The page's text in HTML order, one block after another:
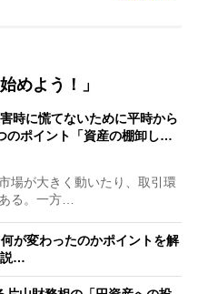
めよう！」
時に慌てないために平時から
のポイント「資産の棚卸し…
場が大きく動いたり、取引環
る。一方…
が変わったのかポイントを解
説…